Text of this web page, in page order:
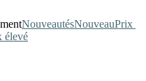
NouveautésNouveauPrix ​​
élevé